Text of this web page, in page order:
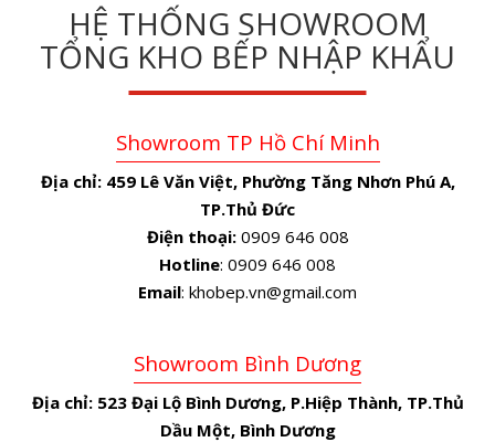
HỆ THỐNG SHOWROOM
TỔNG KHO BẾP NHẬP KHẨU
Showroom TP Hồ Chí Minh
Địa chỉ: 459 Lê Văn Việt, Phường Tăng Nhơn Phú A,
TP.Thủ Đức
Điện thoại:0909 646 008
Hotline: 0909 646 008
Email: khobep.vn@gmail.com
Showroom Bình Dương
Địa chỉ: 523 Đại Lộ Bình Dương, P.Hiệp Thành, TP.Thủ
Dầu Một, Bình Dương